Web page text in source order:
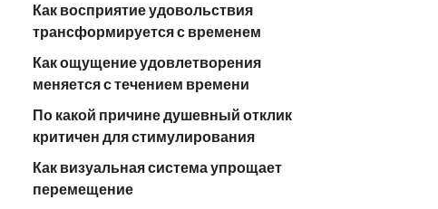
Как восприятие удовольствия
трансформируется с временем
Как ощущение удовлетворения
меняется с течением времени
По какой причине душевный отклик
критичен для стимулирования
Как визуальная система упрощает
перемещение